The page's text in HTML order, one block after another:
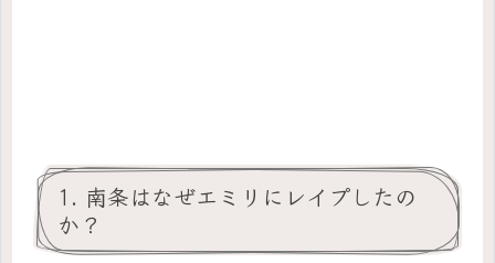
1. 南条はなぜエミリにレイプしたの
か？